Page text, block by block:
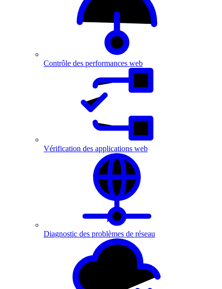
Contrôle des performances web
Vérification des applications web
Diagnostic des problèmes de réseau